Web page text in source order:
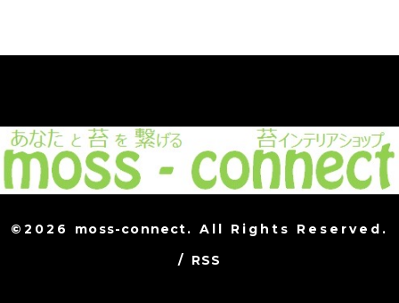
©2026 moss-connect. All Rights Reserved.
/ RSS